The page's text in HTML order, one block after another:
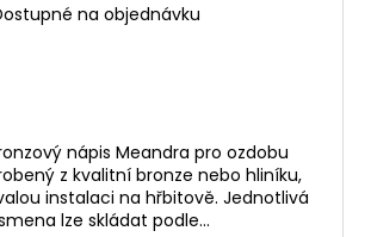
na objednávku
nápis Meandra pro ozdobu
z kvalitní bronze nebo hliníku,
instalaci na hřbitově. Jednotlivá
lze skládat podle...